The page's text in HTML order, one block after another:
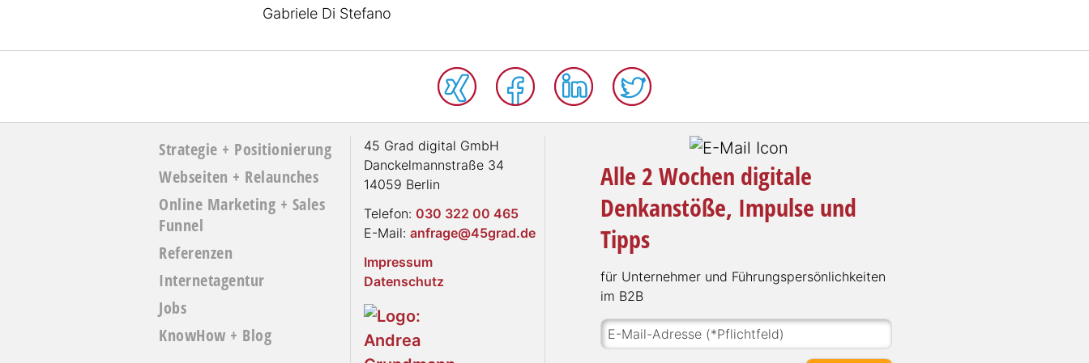
Gabriele Di Stefano
Strategie + Positionierung
Webseiten + Relaunches
Online Marketing + Sales
Funnel
Referenzen
Internetagentur
Jobs
KnowHow + Blog
45 Grad digital GmbH
Danckelmannstraße 34
14059 Berlin
Telefon: 030 322 00 465
E-Mail: anfrage@45grad.de
Impressum
Datenschutz
Alle 2 Wochen digitale
Denkanstöße, Impulse und
Tipps
für Unter­neh­mer und Füh­rungs­per­sön­lich­kei­ten
im B2B